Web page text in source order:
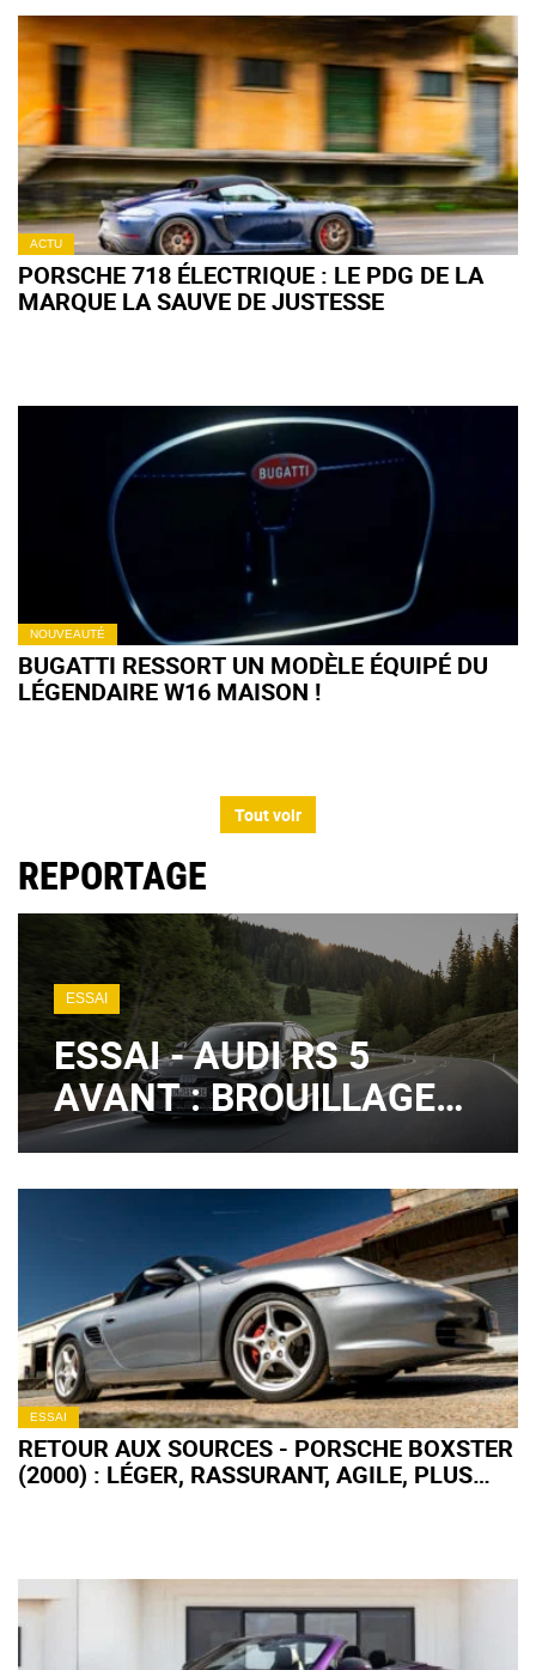
ACTU
PORSCHE 718 ÉLECTRIQUE : LE PDG DE LA
MARQUE LA SAUVE DE JUSTESSE
NOUVEAUTÉ
BUGATTI RESSORT UN MODÈLE ÉQUIPÉ DU
LÉGENDAIRE W16 MAISON !
Tout voir
REPORTAGE
ESSAI
ESSAI - AUDI RS 5
AVANT : BROUILLAGE
DE PISTES ?
ESSAI
RETOUR AUX SOURCES - PORSCHE BOXSTER
(2000) : LÉGER, RASSURANT, AGILE, PLUS